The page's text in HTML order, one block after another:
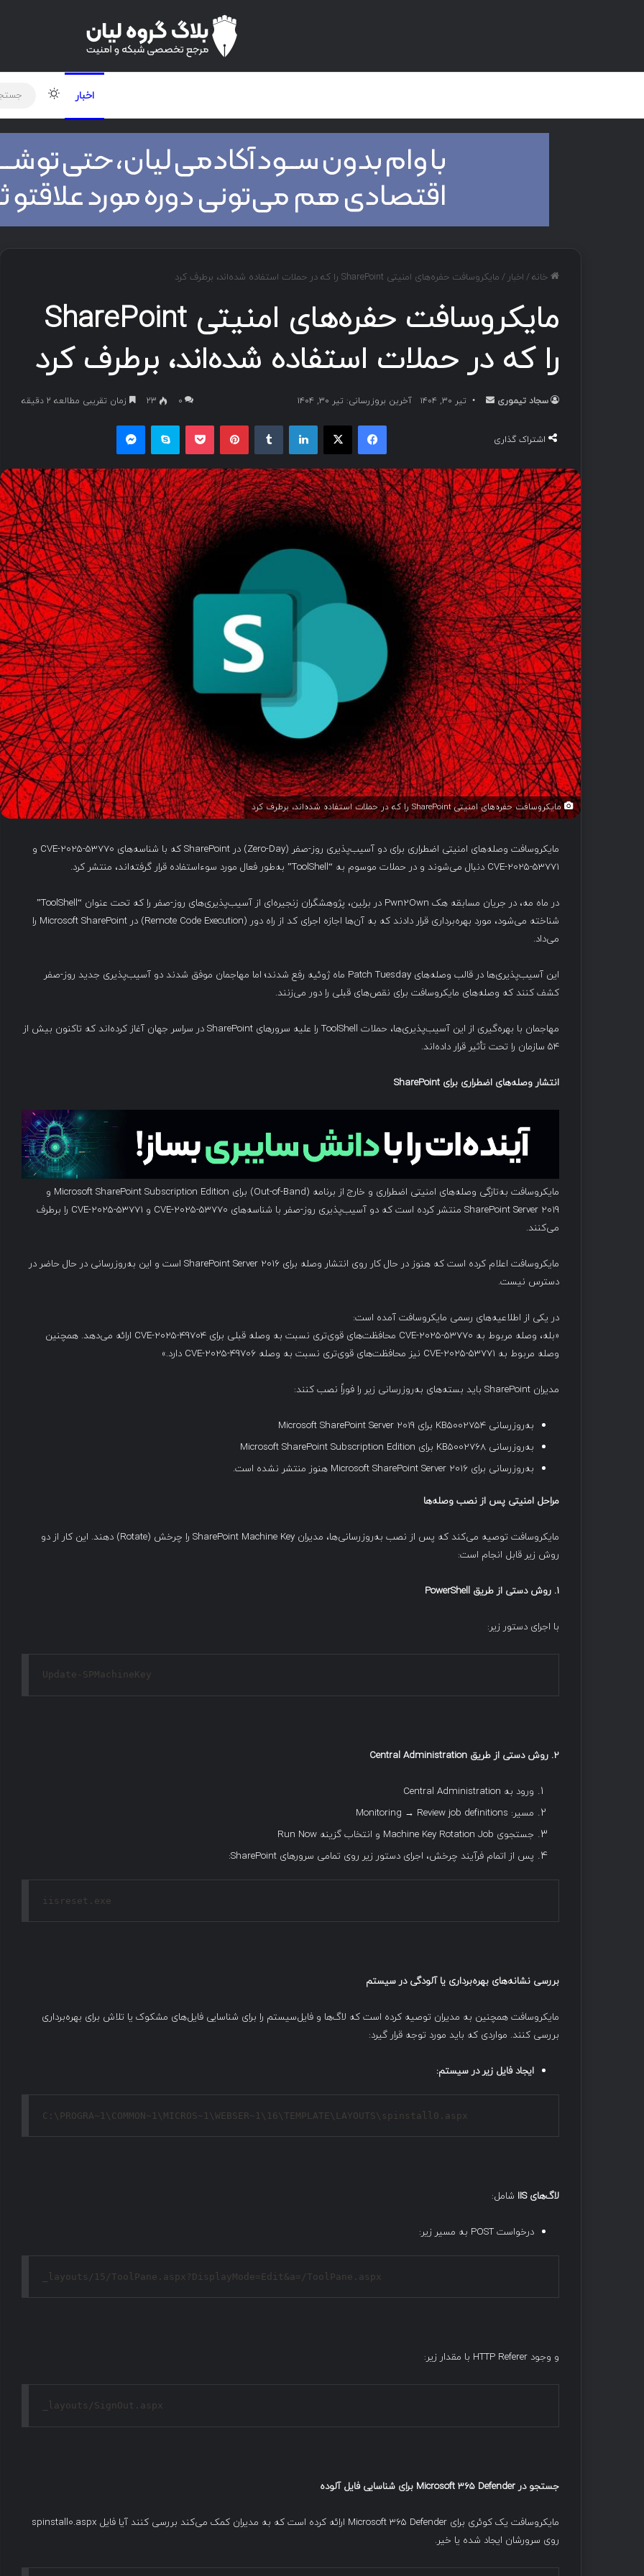
اخبار تغییر
خانه/ اخبار / مایکروسافت حفره‌های امنیتی SharePoint را که در حملات استفاده شده‌اند، برطرف کرد
مایکروسافت حفره‌های امنیتی SharePoint
را که در حملات استفاده شده‌اند، برطرف کرد
سجاد تیموری
ل
ب
ه
ا
ی
م
ی
ل
تیر ۳۰, ۱۴۰۴ آخرین بروزرسانی: تیر ۳۰, ۱۴۰۴ ۰ 23 زمان تقریبی مطالعه 2 دقیقه
اشتراک گذاری
فیسبوک ایکس لینکداین پینتریست پاکت اسکایپ
مایکروسافت حفره‌های امنیتی SharePoint را که در حملات استفاده شده‌اند، برطرف کرد
مایکروسافت وصله‌های امنیتی اضطراری برای دو آسیب‌پذیری روز-صفر (Zero-Day) در SharePoint که با شناسه‌های CVE-2025-53770 و
CVE-2025-53771 دنبال می‌شوند و در حملات موسوم به “ToolShell” به‌طور فعال مورد سوءاستفاده قرار گرفته‌اند، منتشر کرد.
در ماه مه، در جریان مسابقه هک Pwn2Own در برلین، پژوهشگران زنجیره‌ای از آسیب‌پذیری‌های روز-صفر را که تحت عنوان “ToolShell”
شناخته می‌شود، مورد بهره‌برداری قرار دادند که به آن‌ها اجازه اجرای کد از راه دور (Remote Code Execution) در Microsoft SharePoint را
می‌داد.
این آسیب‌پذیری‌ها در قالب وصله‌های Patch Tuesday ماه ژوئیه رفع شدند؛ اما مهاجمان موفق شدند دو آسیب‌پذیری جدید روز-صفر
کشف کنند که وصله‌های مایکروسافت برای نقص‌های قبلی را دور می‌زنند.
مهاجمان با بهره‌گیری از این آسیب‌پذیری‌ها، حملات ToolShell را علیه سرورهای SharePoint در سراسر جهان آغاز کرده‌اند که تاکنون بیش از
۵۴ سازمان را تحت تأثیر قرار داده‌اند.
انتشار وصله‌های اضطراری برای
مایکروسافت به‌تازگی وصله‌های امنیتی اضطراری و خارج از برنامه (Out-of-Band) برای Microsoft SharePoint Subscription Edition و
SharePoint Server 2019 منتشر کرده است که دو آسیب‌پذیری روز-صفر با شناسه‌های CVE-2025-53770 و CVE-2025-53771 را برطرف
می‌کنند.
مایکروسافت اعلام کرده است که هنوز در حال کار روی انتشار وصله برای SharePoint Server 2016 است و این به‌روزرسانی در حال حاضر در
دسترس نیست.
در یکی از اطلاعیه‌های رسمی مایکروسافت آمده است:
«بله، وصله مربوط به CVE-2025-53770 محافظت‌های قوی‌تری نسبت به وصله قبلی برای CVE-2025-49704 ارائه می‌دهد. همچنین
وصله مربوط به CVE-2025-53771 نیز محافظت‌های قوی‌تری نسبت به وصله CVE-2025-49706 دارد.»
مدیران SharePoint باید بسته‌های به‌روزرسانی زیر را فوراً نصب کنند:
به‌روزرسانی KB5002754 برای Microsoft SharePoint Server 2019
به‌روزرسانی KB5002768 برای Microsoft SharePoint Subscription Edition
به‌روزرسانی برای Microsoft SharePoint Server 2016 هنوز منتشر نشده است.
مراحل امنیتی پس از نصب وصله‌ها
مایکروسافت توصیه می‌کند که پس از نصب به‌روزرسانی‌ها، مدیران SharePoint Machine Key را چرخش (Rotate) دهند. این کار از دو
روش زیر قابل انجام است:
۱. روش دستی از طریق
با اجرای دستور زیر:
Update-SPMachineKey
۲. روش دستی از طریق
ورود به Central Administration
مسیر: Monitoring → Review job definitions
جستجوی Machine Key Rotation Job و انتخاب گزینه Run Now
پس از اتمام فرآیند چرخش، اجرای دستور زیر روی تمامی سرورهای SharePoint:
iisreset.exe
بررسی نشانه‌های بهره‌برداری یا آلودگی در سیستم
مایکروسافت همچنین به مدیران توصیه کرده است که لاگ‌ها و فایل‌سیستم را برای شناسایی فایل‌های مشکوک یا تلاش برای بهره‌برداری
بررسی کنند. مواردی که باید مورد توجه قرار گیرد:
ایجاد فایل زیر در سیستم:
C:\PROGRA~1\COMMON~1\MICROS~1\WEBSER~1\16\TEMPLATE\LAYOUTS\spinstall0.aspx
لاگ‌های IIS شامل:
درخواست POST به مسیر زیر:
_layouts/15/ToolPane.aspx?DisplayMode=Edit&a=/ToolPane.aspx
و وجود HTTP Referer با مقدار زیر:
_layouts/SignOut.aspx
جستجو در برای شناسایی فایل آلوده
مایکروسافت یک کوئری برای Microsoft 365 Defender ارائه کرده است که به مدیران کمک می‌کند بررسی کنند آیا فایل spinstall0.aspx
روی سرورشان ایجاد شده یا خیر.